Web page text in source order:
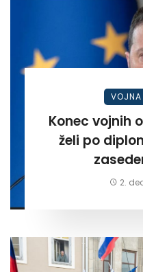
Konec vojnih
želi po
2.